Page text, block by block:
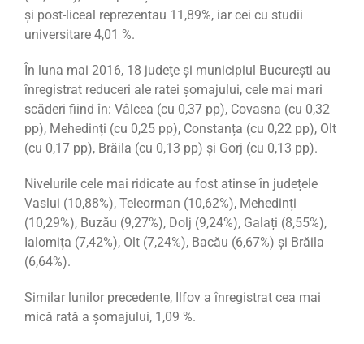
şi post-liceal reprezentau 11,89%, iar cei cu studii
universitare 4,01 %.
În luna mai 2016, 18 judeţe şi municipiul Bucureşti au
înregistrat reduceri ale ratei şomajului, cele mai mari
scăderi fiind în: Vâlcea (cu 0,37 pp), Covasna (cu 0,32
pp), Mehedinți (cu 0,25 pp), Constanța (cu 0,22 pp), Olt
(cu 0,17 pp), Brăila (cu 0,13 pp) şi Gorj (cu 0,13 pp).
Nivelurile cele mai ridicate au fost atinse în județele
Vaslui (10,88%), Teleorman (10,62%), Mehedinți
(10,29%), Buzău (9,27%), Dolj (9,24%), Galați (8,55%),
Ialomița (7,42%), Olt (7,24%), Bacău (6,67%) și Brăila
(6,64%).
Similar lunilor precedente, Ilfov a înregistrat cea mai
mică rată a şomajului, 1,09 %.